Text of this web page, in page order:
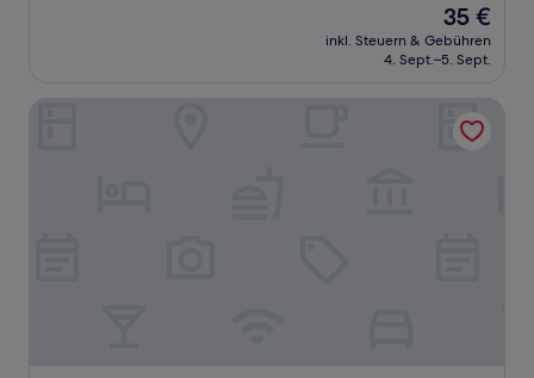
Der
Preis
beträgt
35 €
inkl. Steuern & Gebühren
4. Sept.–5. Sept.
Shanghai Yajing Business Hotel (Xinhua Hospital Branch)